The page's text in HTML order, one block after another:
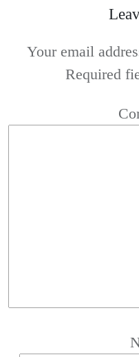
Your email
Required